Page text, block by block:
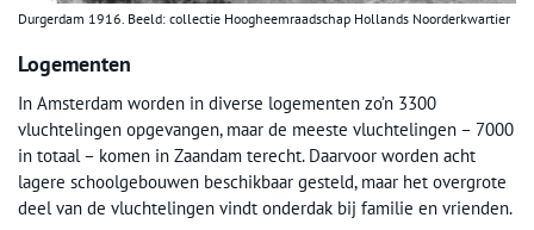
Durgerdam 1916. Beeld: collectie Hoogheemraadschap Hollands Noorderkwartier
Logementen
In Amsterdam worden in diverse logementen zo’n 3300
vluchtelingen opgevangen, maar de meeste vluchtelingen – 7000
in totaal – komen in Zaandam terecht. Daarvoor worden acht
lagere schoolgebouwen beschikbaar gesteld, maar het overgrote
deel van de vluchtelingen vindt onderdak bij familie en vrienden.